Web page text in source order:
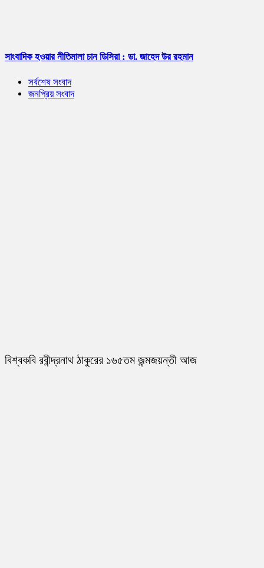
সাংবাদিক হওয়ার নীতিমালা চান ডিসিরা : ডা. জাহেদ উর রহমান
সর্বশেষ সংবাদ
জনপ্রিয় সংবাদ
বিশ্বকবি রবীন্দ্রনাথ ঠাকুরের ১৬৫তম জন্মজয়ন্তী আজ